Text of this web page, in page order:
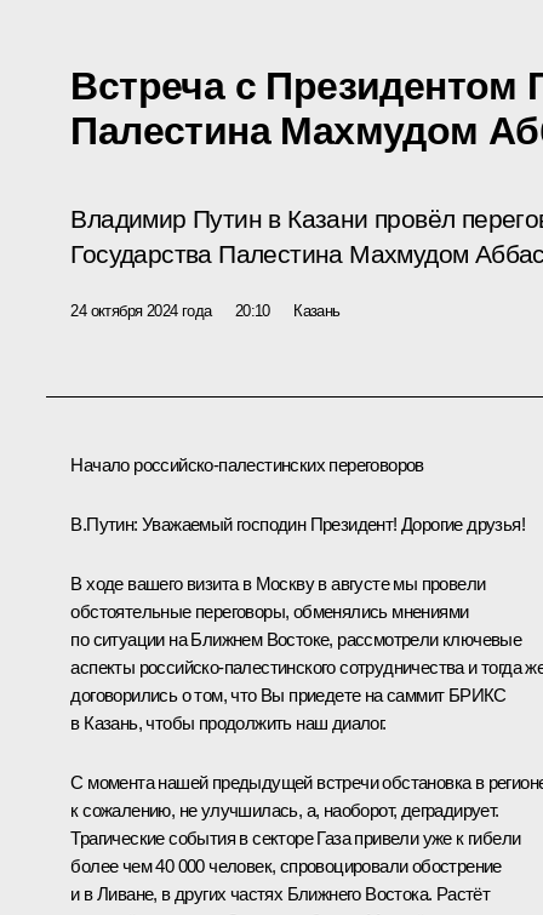
Встреча с Президентом
Палестина Махмудом
Владимир Путин в Казани провёл
Государства Палестина Махмудом
24 октября 2024 года 20:10 Казань
Начало российско-палестинских переговоров
В.Путин: Уважаемый господин Президент! Дорогие друзья!
В ходе вашего визитав Москву в августе мы провели
обстоятельные переговоры, обменялись мнениями
по ситуации на Ближнем Востоке, рассмотрели ключевые
аспекты российско-палестинского сотрудничества и тогда
договорились о том, что Вы приедете на саммит БРИКС
в Казань, чтобы продолжить наш диалог.
С момента нашей предыдущей встречи обстановка в
к сожалению, не улучшилась, а, наоборот, деградирует.
Трагические события в секторе Газа привели уже к гибели
более чем 40 000 человек, спровоцировали обострение
и в Ливане, в других частях Ближнего Востока. Растёт